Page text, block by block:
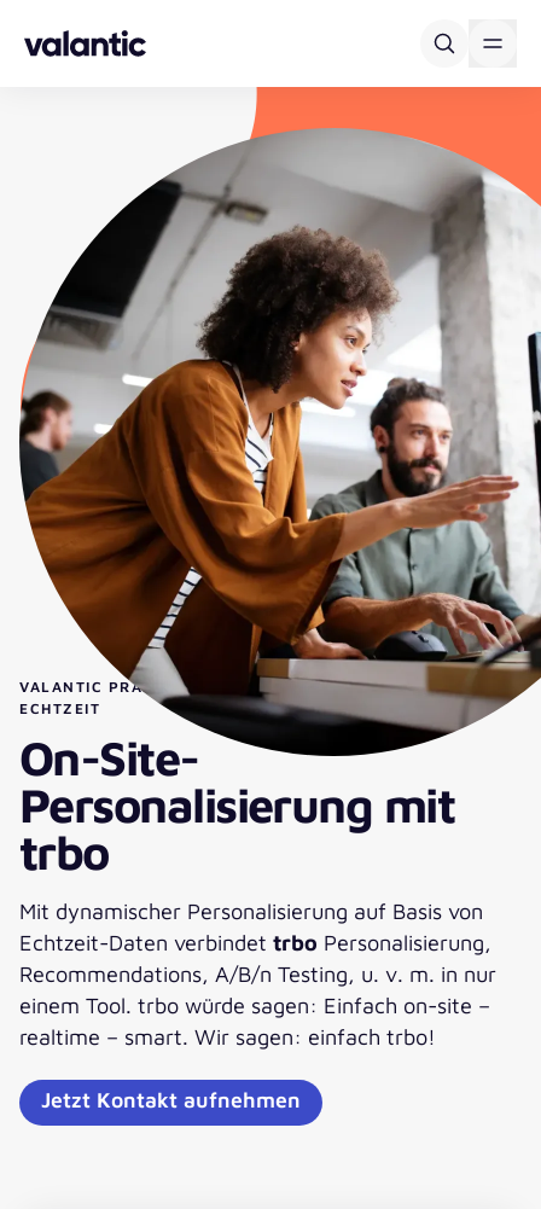
VALANTIC PRÄSENTIERT: ON-SITE-PERSONALISIERUNG IN
ECHTZEIT
On-Site-
Personalisierung mit
trbo
Mit dynamischer Personalisierung auf Basis von
Echtzeit-Daten verbindet trbo Personalisierung,
Recommendations, A/B/n Testing, u. v. m. in nur
einem Tool. trbo würde sagen: Einfach on-site –
realtime – smart. Wir sagen: einfach trbo!
Jetzt Kontakt aufnehmen